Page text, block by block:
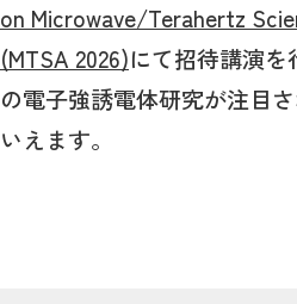
on Microwave/Terahertz
(MTSA 2026)にて招待講演
の電子強誘電体研究が注目
いえます。